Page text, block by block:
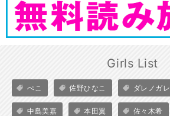
Girls List
ぺこ 佐野ひなこ ダレノガ
中島美嘉 本田翼 佐々木希